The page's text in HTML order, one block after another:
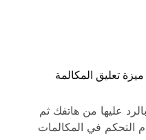
تعليق المكالمة
عليها من هاتفك ثم
التحكم في المكالمات